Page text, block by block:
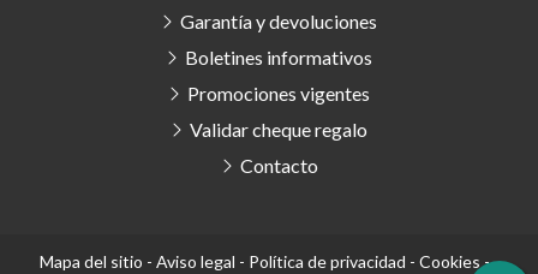
Garantía y devoluciones
Boletines informativos
Promociones vigentes
Validar cheque regalo
Contacto
Mapa del sitio - Aviso legal - Política de privacidad - Cookies-